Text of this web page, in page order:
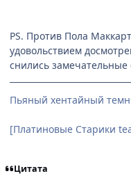
PS. Против Пола
удовольствием
снились замечательные
Пьяный хентайный
[Платиновые Старики
Цитата